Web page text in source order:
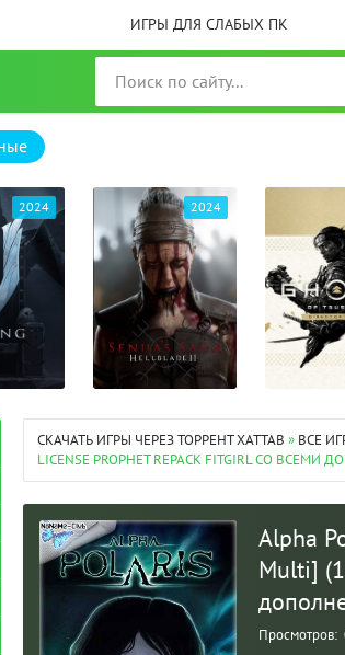
ИГРЫ ДЛЯ СЛАБЫХ ПК
2024 2024
СКАЧАТЬ ИГРЫ ЧЕРЕЗ ТОРРЕНТ XATTAB » ВСЕ
LICENSE PROPHET REPACK FITGIRL СО
Alpha
Multi]
Просмотров: